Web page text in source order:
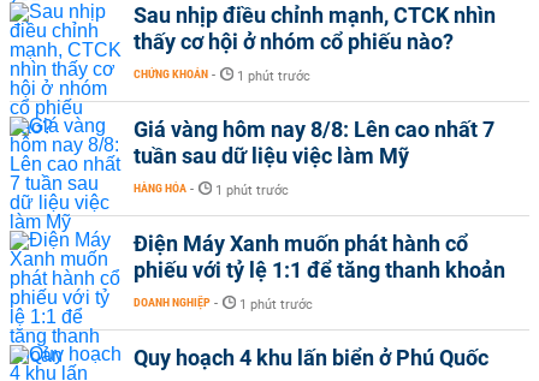
Sau nhịp điều chỉnh mạnh, CTCK nhìn
thấy cơ hội ở nhóm cổ phiếu nào?
CHỨNG KHOÁN - 1 phút trước
Giá vàng hôm nay 8/8: Lên cao nhất 7
tuần sau dữ liệu việc làm Mỹ
HÀNG HÓA - 1 phút trước
Điện Máy Xanh muốn phát hành cổ
phiếu với tỷ lệ 1:1 để tăng thanh khoản
DOANH NGHIỆP - 1 phút trước
Quy hoạch 4 khu lấn biển ở Phú Quốc